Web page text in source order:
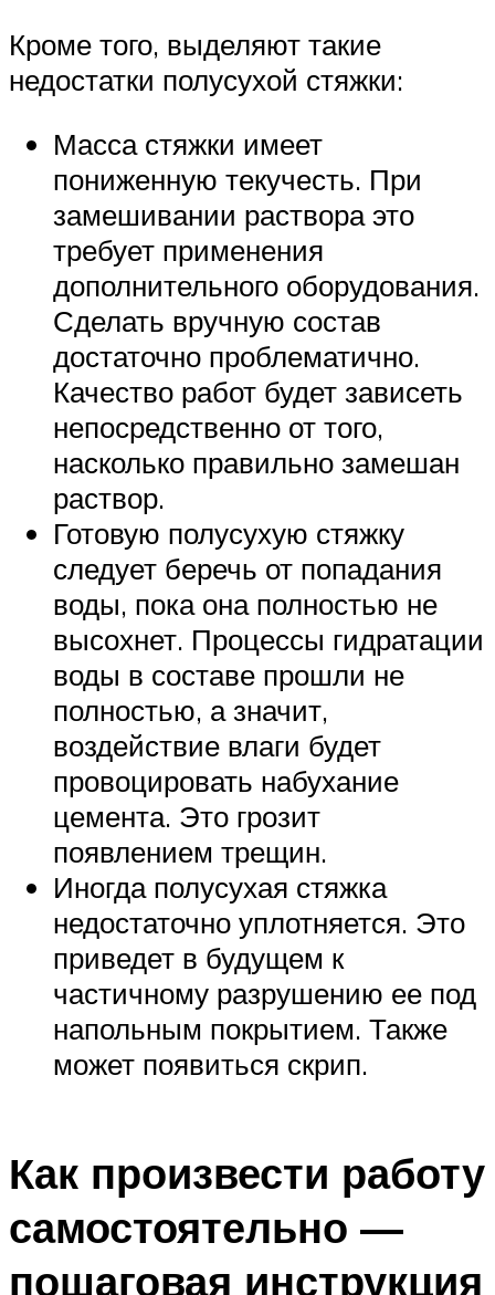
Кроме того, выделяют такие
недостатки полусухой стяжки:
Масса стяжки имеет
пониженную текучесть. При
замешивании раствора это
требует применения
дополнительного оборудования.
Сделать вручную состав
достаточно проблематично.
Качество работ будет зависеть
непосредственно от того,
насколько правильно замешан
раствор.
Готовую полусухую стяжку
следует беречь от попадания
воды, пока она полностью не
высохнет. Процессы гидратации
воды в составе прошли не
полностью, а значит,
воздействие влаги будет
провоцировать набухание
цемента. Это грозит
появлением трещин.
Иногда полусухая стяжка
недостаточно уплотняется. Это
приведет в будущем к
частичному разрушению ее под
напольным покрытием. Также
может появиться скрип.
Как произвести работу
самостоятельно —
пошаговая инструкция